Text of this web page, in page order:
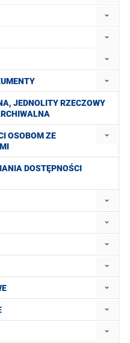
JEDNOLITY RZECZOWY
OSOBOM ZE
DOSTĘPNOŚCI